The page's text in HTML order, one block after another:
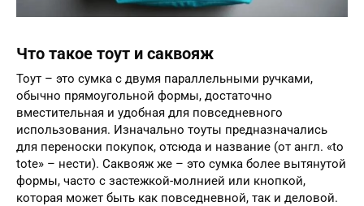
Что такое тоут и саквояж
Тоут – это сумка с двумя параллельными ручками,
обычно прямоугольной формы, достаточно
вместительная и удобная для повседневного
использования. Изначально тоуты предназначались
для переноски покупок, отсюда и название (от англ. «to
tote» – нести). Саквояж же – это сумка более вытянутой
формы, часто с застежкой-молнией или кнопкой,
которая может быть как повседневной, так и деловой.